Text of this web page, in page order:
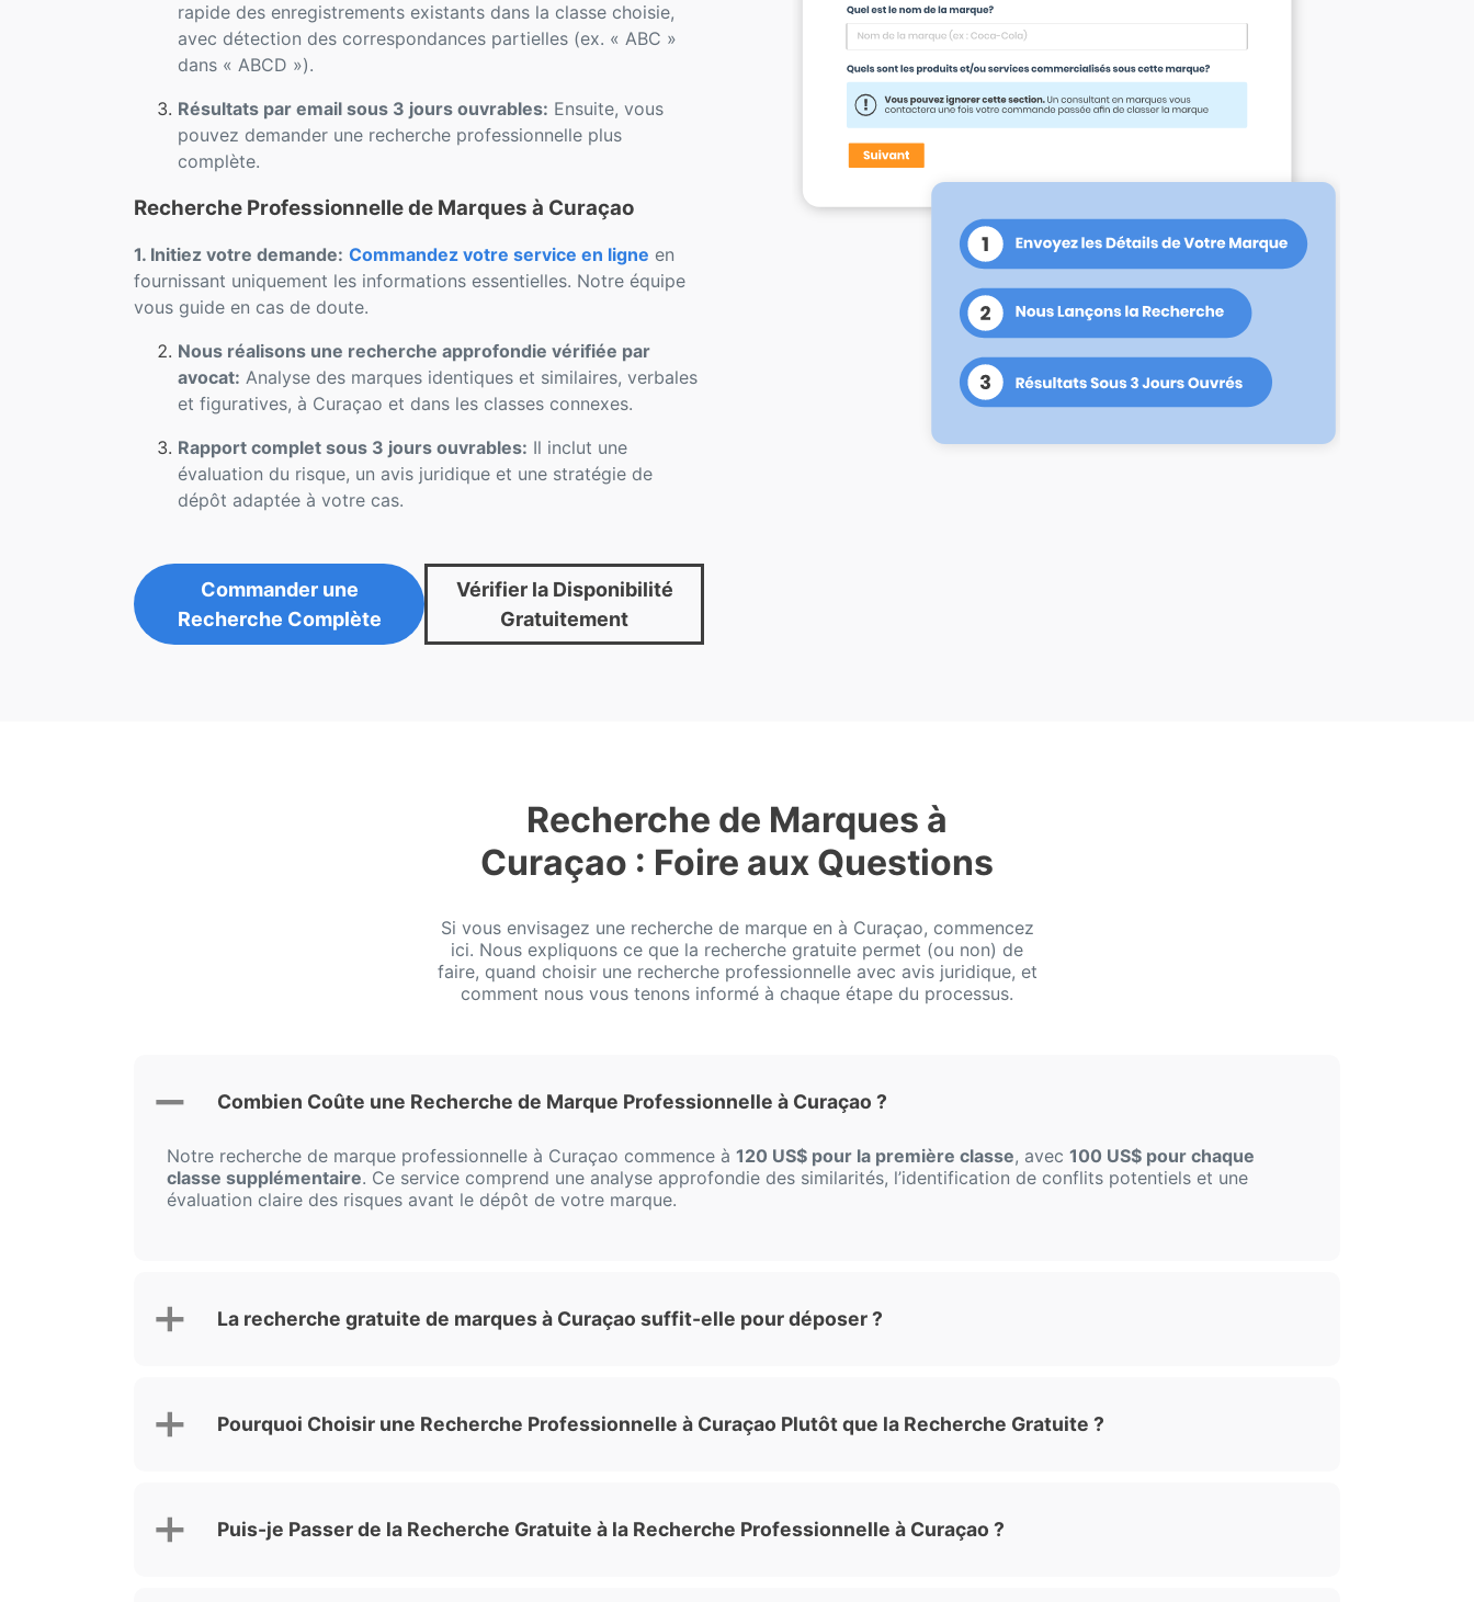
rapide des enregistrements existants dans la classe choisie,
avec détection des correspondances partielles (ex. « ABC »
dans « ABCD »).
Résultats par email sous 3 jours ouvrables: Ensuite, vous
pouvez demander une recherche professionnelle plus
complète.
Recherche Professionnelle de Marques à Curaçao
1. Initiez votre demande: Commandez votre service en ligne en
fournissant uniquement les informations essentielles. Notre équipe
vous guide en cas de doute.
Nous réalisons une recherche approfondie vérifiée par
avocat: Analyse des marques identiques et similaires, verbales
et figuratives, à Curaçao et dans les classes connexes.
Rapport complet sous 3 jours ouvrables: Il inclut une
évaluation du risque, un avis juridique et une stratégie de
dépôt adaptée à votre cas.
Commander une
Recherche Complète
Vérifier la Disponibilité
Gratuitement
Recherche de Marques à
Curaçao : Foire aux Questions
Si vous envisagez une recherche de marque en à Curaçao, commencez
ici. Nous expliquons ce que la recherche gratuite permet (ou non) de
faire, quand choisir une recherche professionnelle avec avis juridique, et
comment nous vous tenons informé à chaque étape du processus.
Combien Coûte une Recherche de Marque Professionnelle à Curaçao ?
Notre recherche de marque professionnelle à Curaçao commence à 120 US$ pour la première classe, avec 100 US$ pour chaque
classe supplémentaire. Ce service comprend une analyse approfondie des similarités, l’identification de conflits potentiels et une
évaluation claire des risques avant le dépôt de votre marque.
La recherche gratuite de marques à Curaçao suffit-elle pour déposer ?
Pourquoi Choisir une Recherche Professionnelle à Curaçao Plutôt que la Recherche Gratuite ?
Puis-je Passer de la Recherche Gratuite à la Recherche Professionnelle à Curaçao ?